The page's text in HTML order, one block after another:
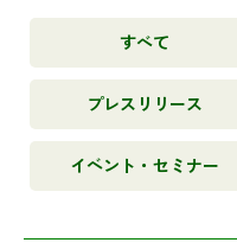
すべて
プレスリリース
イベント・セミナー